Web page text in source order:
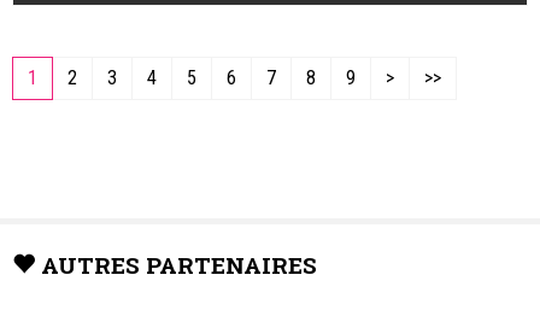
1 2 3 4 5 6 7 8 9 > >>
AUTRES PARTENAIRES